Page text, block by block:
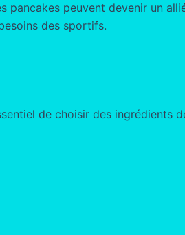
pancakes peuvent devenir un
des sportifs.
de choisir des ingrédients